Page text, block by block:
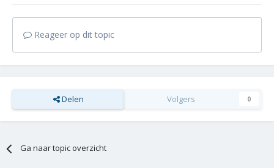
Reageer op dit topic
Delen Volgers 0
Ga naar topic overzicht